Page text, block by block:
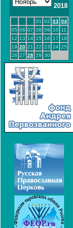
2018
01 02 03 04
05 06 07 08 09 10
11
12 13 14 15 16 17
18
19 20 21 22 23 24 25
26 27 28 29 30